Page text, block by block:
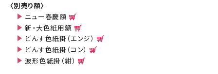
〈別売り額〉
ニュー春慶額
新・大色紙用額
どんす色紙掛（エンジ）
どんす色紙掛（コン）
波形色紙掛（紺）